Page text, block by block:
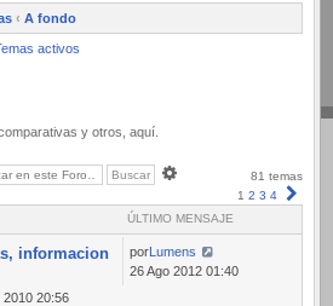
‹ A fondo
activos
y otros, aquí.
81 temas
1 2 3 4
ÚLTIMO MENSAJE
informacion
2010 20:56
porLumens
26 Ago 2012 01:40